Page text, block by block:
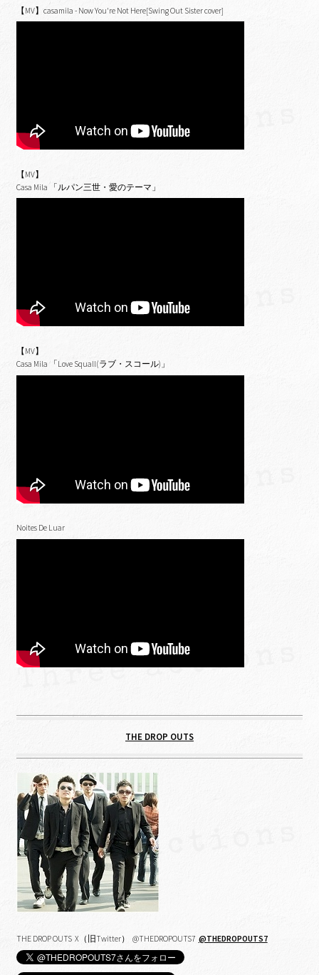
【MV】casamila - Now You're Not Here[Swing Out Sister cover]
【MV】
Casa Mila 「ルパン三世・愛のテーマ」
【MV】
Casa Mila 「Love Squall(ラブ・スコール)」
Noites De Luar
THE DROP OUTS
THE DROP OUTS X（旧Twitter） @THEDROPOUTS7 @THEDROPOUTS7